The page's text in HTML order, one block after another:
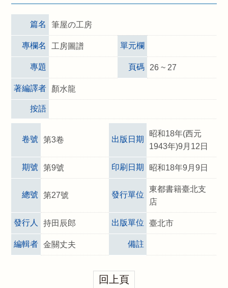
篇名 筆屋の工房
專欄名 工房圖譜 單元欄
專題 頁碼 26 ~ 27
著編譯者 顏水龍
按語
卷號 第3卷 出版日期
昭和18年(西元
1943年)9月12日
期號 第9號 印刷日期 昭和18年9月9日
總號 第27號 發行單位
東都書籍臺北支
店
發行人 持田辰郎 出版單位 臺北市
編輯者 金關丈夫 備註
回上頁